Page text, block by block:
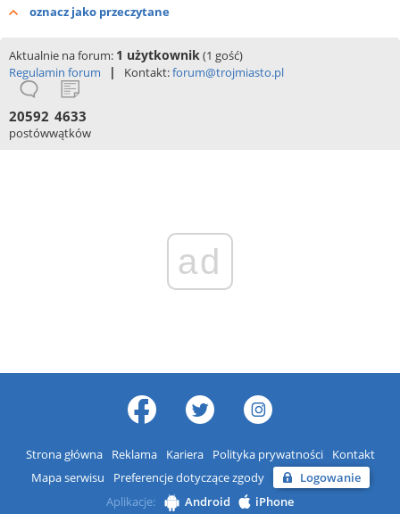
oznacz jako przeczytane
Aktualnie na forum: 1 użytkownik(1 gość)
Regulamin forum
| Kontakt:forum@trojmiasto.pl
20592
postów
4633
wątków
ad
Strona główna Reklama Kariera Polityka prywatności
Kontakt
Mapa serwisu
Preferencje dotyczące zgody
Logowanie
Aplikacje:
Android iPhone